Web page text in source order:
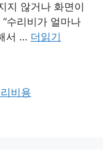
지 않거나 화면이
수리비가 얼마나
서 … 더읽기
비용